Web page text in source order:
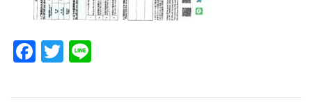
Facebook
Twitter